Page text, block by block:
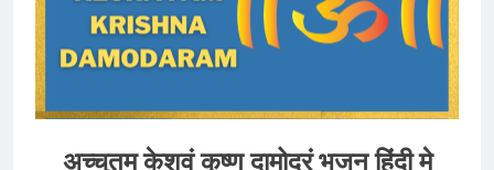
अच्चुतम केशवं कृष्ण दामोदरं भजन हिंदी मे